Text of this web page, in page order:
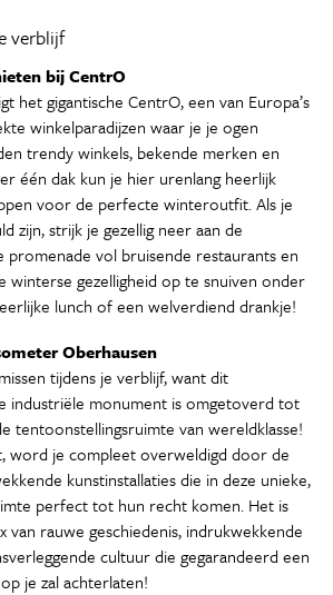
verblijf
bij CentrO
het gigantische CentrO, een van Europa’s
winkelparadijzen waar je je ogen
trendy winkels, bekende merken en
één dak kun je hier urenlang heerlijk
voor de perfecte winteroutfit. Als je
zijn, strijk je gezellig neer aan de
vol bruisende restaurants en
winterse gezelligheid op te snuiven onder
lunch of een welverdiend drankje!
Oberhausen
tijdens je verblijf, want dit
industriële monument is omgetoverd tot
tentoonstellingsruimte van wereldklasse!
word je compleet overweldigd door de
kunstinstallaties die in deze unieke,
perfect tot hun recht komen. Het is
van rauwe geschiedenis, indrukwekkende
cultuur die gegarandeerd een
je zal achterlaten!